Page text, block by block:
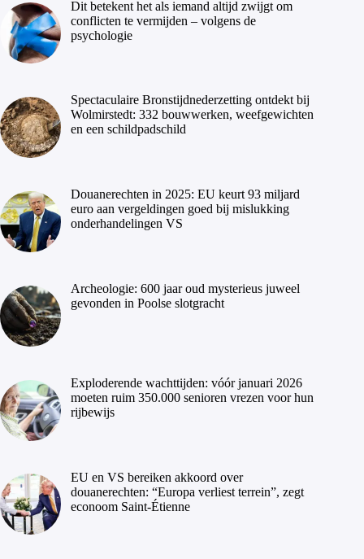
Dit betekent het als iemand altijd zwijgt om
conflicten te vermijden – volgens de
psychologie
Spectaculaire Bronstijdnederzetting ontdekt bij
Wolmirstedt: 332 bouwwerken, weefgewichten
en een schildpadschild
Douanerechten in 2025: EU keurt 93 miljard
euro aan vergeldingen goed bij mislukking
onderhandelingen VS
Archeologie: 600 jaar oud mysterieus juweel
gevonden in Poolse slotgracht
Exploderende wachttijden: vóór januari 2026
moeten ruim 350.000 senioren vrezen voor hun
rijbewijs
EU en VS bereiken akkoord over
douanerechten: “Europa verliest terrein”, zegt
econoom Saint-Étienne